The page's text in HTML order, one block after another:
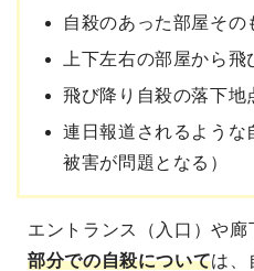
自殺のあった部屋その
上下左右の部屋から
飛び降り自殺の落下地
連日報道されるような
被害が問題となる）
エントランス（入口）や
部分での自殺については、